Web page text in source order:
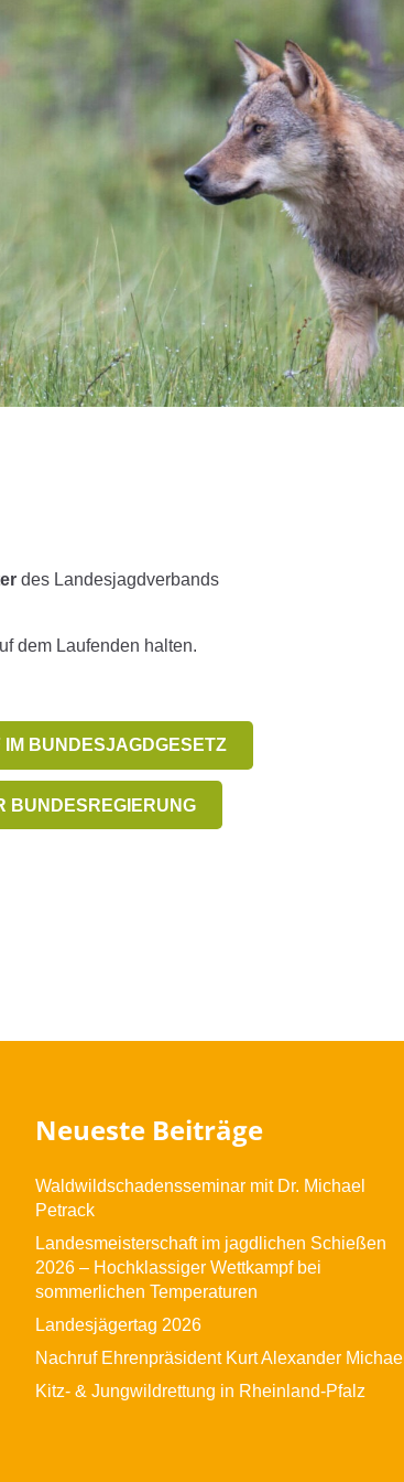
des Landesjagdverbands
dem Laufenden halten.
BUNDESJAGDGESETZ
BUNDESREGIERUNG
Neueste Beiträge
Waldwildschadensseminar mit Dr. Michael
Petrack
Landesmeisterschaft im jagdlichen Schießen
2026 – Hochklassiger Wettkampf bei
sommerlichen Temperaturen
Landesjägertag 2026
Nachruf Ehrenpräsident Kurt Alexander Michael
Kitz- & Jungwildrettung in Rheinland-Pfalz